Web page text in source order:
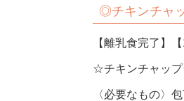
◎チキンチャ
【離乳食完了】
☆チキンチャッ
〈必要なもの〉